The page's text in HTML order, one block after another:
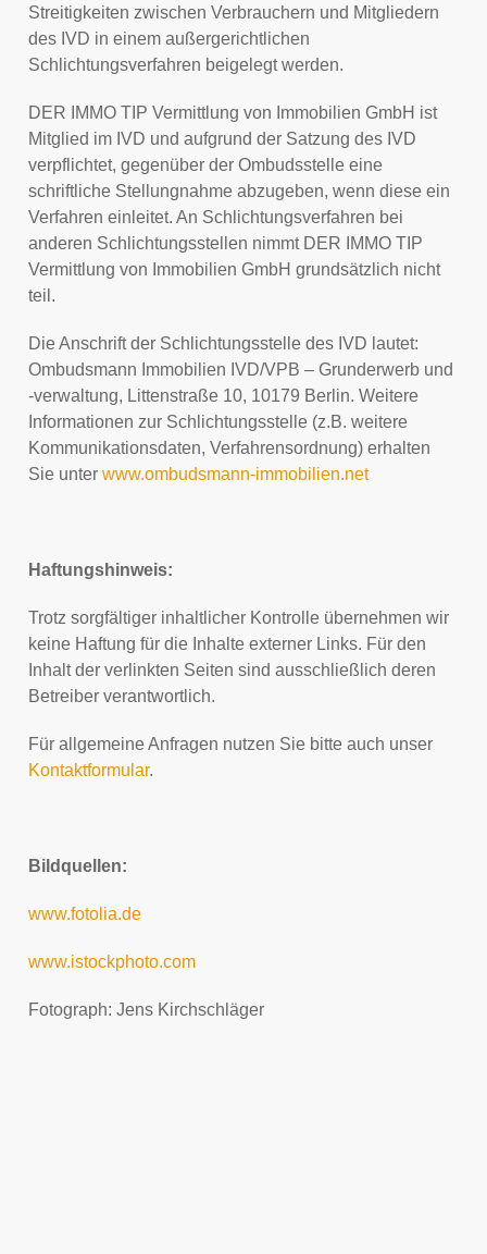
Streitigkeiten zwischen Verbrauchern und Mitgliedern
des IVD in einem außergerichtlichen
Schlichtungsverfahren beigelegt werden.
DER IMMO TIP Vermittlung von Immobilien GmbH ist
Mitglied im IVD und aufgrund der Satzung des IVD
verpflichtet, gegenüber der Ombudsstelle eine
schriftliche Stellungnahme abzugeben, wenn diese ein
Verfahren einleitet. An Schlichtungsverfahren bei
anderen Schlichtungsstellen nimmt DER IMMO TIP
Vermittlung von Immobilien GmbH grundsätzlich nicht
teil.
Die Anschrift der Schlichtungsstelle des IVD lautet:
Ombudsmann Immobilien IVD/VPB – Grunderwerb und
-verwaltung, Littenstraße 10, 10179 Berlin. Weitere
Informationen zur Schlichtungsstelle (z.B. weitere
Kommunikationsdaten, Verfahrensordnung) erhalten
Sie unterwww.ombudsmann-immobilien.net
Haftungshinweis:
Trotz sorgfältiger inhaltlicher Kontrolle übernehmen wir
keine Haftung für die Inhalte externer Links. Für den
Inhalt der verlinkten Seiten sind ausschließlich deren
Betreiber verantwortlich.
Für allgemeine Anfragen nutzen Sie bitte auch unser
Kontaktformular.
Bildquellen:
www.fotolia.de
www.istockphoto.com
Fotograph: Jens Kirchschläger